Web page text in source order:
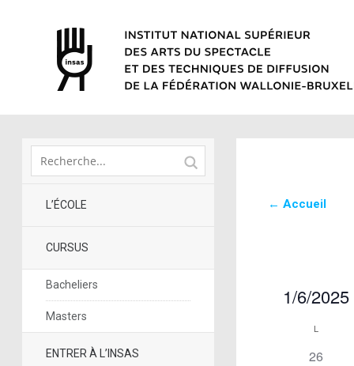
L’ÉCOLE
CURSUS
Bacheliers
Masters
ENTRER À L’INSAS
← Accueil
1/6/2025
Calendrier
L
0
26